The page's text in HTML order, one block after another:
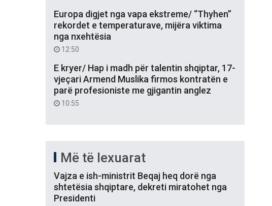
Europa digjet nga vapa ekstreme/ “Thyhen”
rekordet e temperaturave, mijëra viktima
nga nxehtësia
12:50
E kryer/ Hap i madh për talentin shqiptar, 17-
vjeçari Armend Muslika firmos kontratën e
parë profesioniste me gjigantin anglez
10:55
Më të lexuarat
Vajza e ish-ministrit Beqaj heq dorë nga
shtetësia shqiptare, dekreti miratohet nga
Presidenti